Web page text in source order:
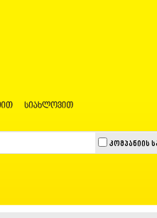
კომპანიის